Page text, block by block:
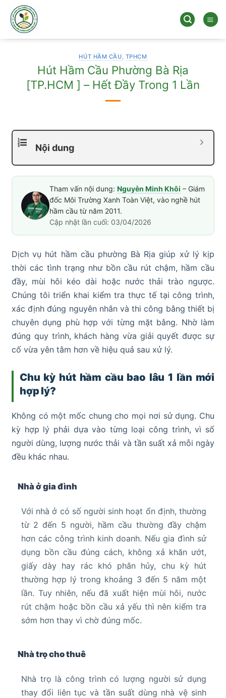
qua
dung
HÚT HẦM CẦU, TPHCM
Hút Hầm Cầu Phường Bà Rịa
[TP.HCM ] – Hết Đầy Trong 1 Lần
Nội dung
Tham vấn nội dung: Nguyễn Minh Khôi – Giám
đốc Môi Trường Xanh Toàn Việt, vào nghề hút
hầm cầu từ năm 2011.
Cập nhật lần cuối: 03/04/2026
Dịch vụ hút hầm cầu phường Bà Rịa giúp xử lý kịp
thời các tình trạng như bồn cầu rút chậm, hầm cầu
đầy, mùi hôi kéo dài hoặc nước thải trào ngược.
Chúng tôi triển khai kiểm tra thực tế tại công trình,
xác định đúng nguyên nhân và thi công bằng thiết bị
chuyên dụng phù hợp với từng mặt bằng. Nhờ làm
đúng quy trình, khách hàng vừa giải quyết được sự
cố vừa yên tâm hơn về hiệu quả sau xử lý.
Chu kỳ hút hầm cầu bao lâu 1 lần mới
hợp lý?
Không có một mốc chung cho mọi nơi sử dụng. Chu
kỳ hợp lý phải dựa vào từng loại công trình, vì số
người dùng, lượng nước thải và tần suất xả mỗi ngày
đều khác nhau.
Nhà ở gia đình
Với nhà ở có số người sinh hoạt ổn định, thường
từ 2 đến 5 người, hầm cầu thường đầy chậm
hơn các công trình kinh doanh. Nếu gia đình sử
dụng bồn cầu đúng cách, không xả khăn ướt,
giấy dày hay rác khó phân hủy, chu kỳ hút
thường hợp lý trong khoảng 3 đến 5 năm một
lần. Tuy nhiên, nếu đã xuất hiện mùi hôi, nước
rút chậm hoặc bồn cầu xả yếu thì nên kiểm tra
sớm hơn thay vì chờ đúng mốc.
Nhà trọ cho thuê
Nhà trọ là công trình có lượng người sử dụng
thay đổi liên tục và tần suất dùng nhà vệ sinh